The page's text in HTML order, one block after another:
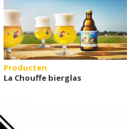
Producten
La Chouffe bierglas